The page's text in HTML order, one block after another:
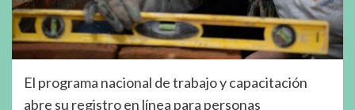
El programa nacional de trabajo y capacitación
abre su registro en línea para personas